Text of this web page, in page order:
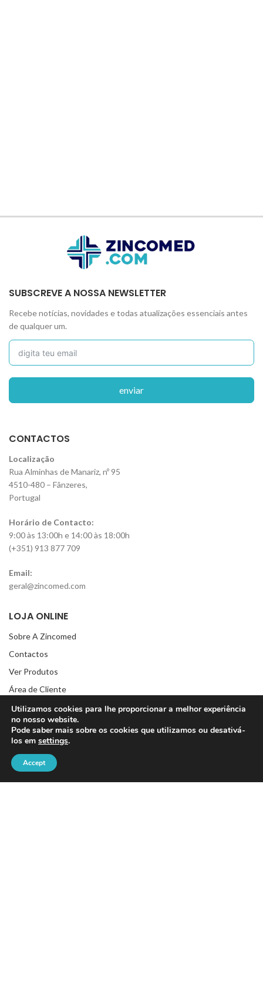
SUBSCREVE A NOSSA NEWSLETTER
Recebe notícias, novidades e todas atualizações essenciais antes
de qualquer um.
enviar
CONTACTOS
Localização
Rua Alminhas de Manariz, nº 95
4510-480 – Fânzeres,
Portugal
Horário de Contacto:
9:00 às 13:00h e 14:00 às 18:00h
(+351) 913 877 709
Email:
geral@zincomed.com
LOJA ONLINE
Sobre A Zincomed
Contactos
Ver Produtos
Área de Cliente
Lista de Favoritos
Carrinho de compras
LINKS ÚTEIS
Utilizamos cookies para lhe proporcionar a melhor experiência
no nosso website.
Pode saber mais sobre os cookies que utilizamos ou desativá-
los em settings.
Accept